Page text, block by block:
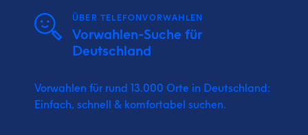
ÜBER TELEFONVORWAHLEN
Vorwahlen-Suche für
Deutschland
Vorwahlen für rund 13.000 Orte in Deutschland:
Einfach, schnell & komfortabel suchen.